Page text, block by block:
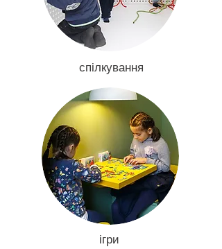
спілкування
ігри